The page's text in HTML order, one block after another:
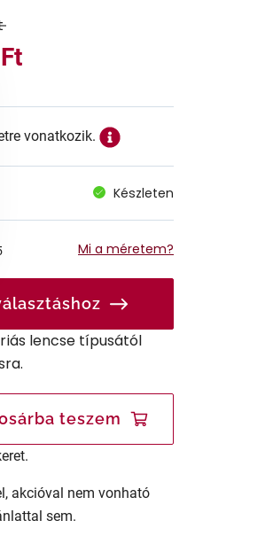
vonatkozik.
Készleten
Mi a méretem?
lencse típusától
teszem
akcióval nem vonható
sem.